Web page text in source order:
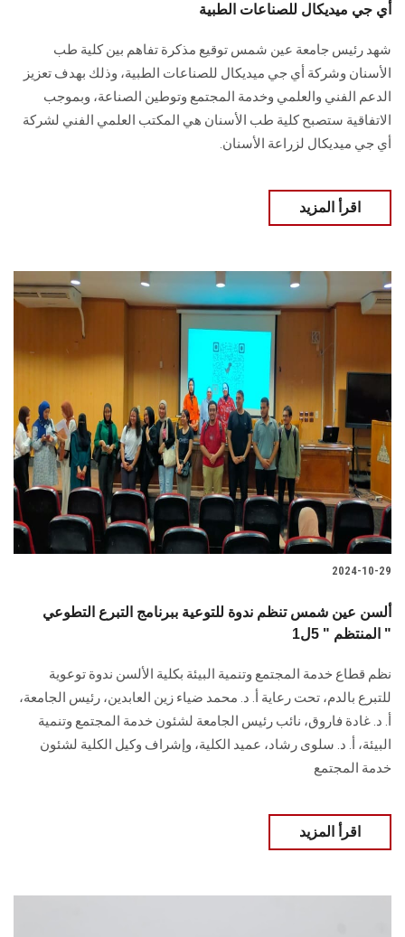
أي جي ميديكال للصناعات الطبية
شهد رئيس جامعة عين شمس توقيع مذكرة تفاهم بين ‏كلية طب
الأسنان وشركة أي جي ميديكال ‏للصناعات الطبية، وذلك ‏بهدف تعزيز
الدعم الفني والعلمي وخدمة المجتمع وتوطين الصناعة، وبموجب
الاتفاقية ستصبح ‏كلية طب الأسنان هي المكتب العلمي الفني لشركة
أي جي ميديكال لزراعة ‏الأسنان‎.‎
اقرأ المزيد
2024-10-29
ألسن عين شمس تنظم ندوة للتوعية ببرنامج التبرع التطوعي
المنتظم " 5ل1 "
نظم قطاع خدمة المجتمع وتنمية البيئة بكلية الألسن ندوة توعوية
للتبرع بالدم، تحت رعاية أ. د. ‏محمد ضياء زين العابدين، رئيس الجامعة،
أ. د. غادة فاروق، نائب رئيس الجامعة لشئون خدمة ‏المجتمع وتنمية
البيئة، أ. د. سلوى رشاد، عميد الكلية، وإشراف وكيل الكلية ‏لشئون
خدمة المجتمع
اقرأ المزيد